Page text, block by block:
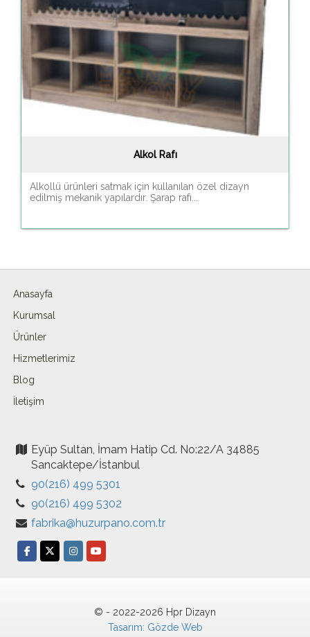
Alkol Rafı
Alkollü ürünleri satmak için kullanılan özel dizayn
edilmiş mekanik yapılardır. Şarap rafı...
Anasayfa
Kurumsal
Ürünler
Hizmetlerimiz
Blog
İletişim
Eyüp Sultan, İmam Hatip Cd. No:22/A 34885
Sancaktepe/İstanbul
90(216) 499 5301
90(216) 499 5302
fabrika@huzurpano.com.tr
© - 2022-2026 Hpr Dizayn
Tasarım: Gözde Web